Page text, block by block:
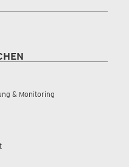
& Monitoring